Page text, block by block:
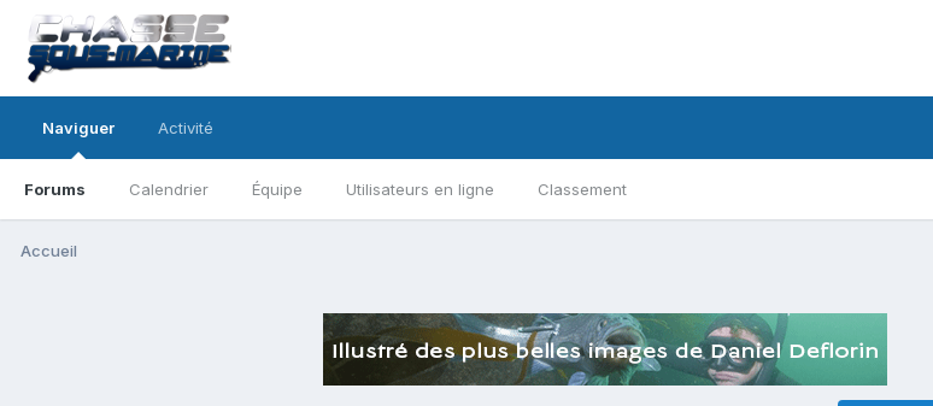
Naviguer
Forums Calendrier Équipe Utilisateurs en ligne Classement
Activité
Accueil